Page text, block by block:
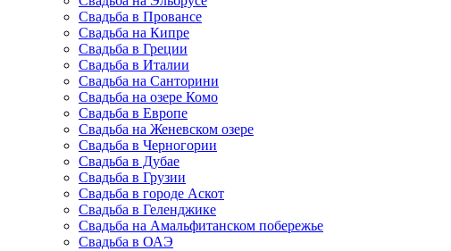
Свадьба в Провансе
Свадьба на Кипре
Свадьба в Греции
Свадьба в Италии
Свадьба на Санторини
Свадьба на озере Комо
Свадьба в Европе
Свадьба на Женевском озере
Свадьба в Черногории
Свадьба в Дубае
Свадьба в Грузии
Свадьба в городе Аскот
Свадьба в Геленджике
Свадьба на Амальфитанском побережье
Свадьба в ОАЭ